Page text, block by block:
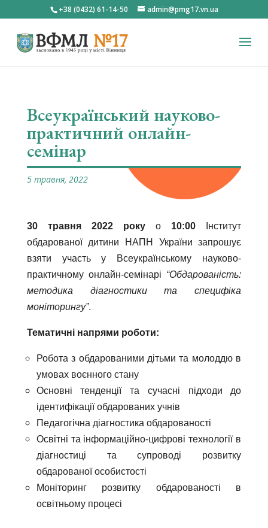
+38 (0432) 61-14-50 admin@pmg17.vn.ua
Всеукраїнський науково-
практичний онлайн-
семінар
5 травня, 2022
30 травня 2022 року о 10:00 Інститут
обдарованої дитини НАПН України запрошує
взяти участь у Всеукраїнському науково-
практичному онлайн-семінарі “Обдарованість:
методика діагностики та специфіка
моніторингу”.
Тематичні напрями роботи:
Робота з обдарованими дітьми та молоддю в
умовах воєнного стану
Основні тенденції та сучасні підходи до
ідентифікації обдарованих учнів
Педагогічна діагностика обдарованості
Освітні та інформаційно-цифрові технології в
діагностиці та супроводі розвитку
обдарованої особистості
Моніторинг розвитку обдарованості в
освітньому процесі